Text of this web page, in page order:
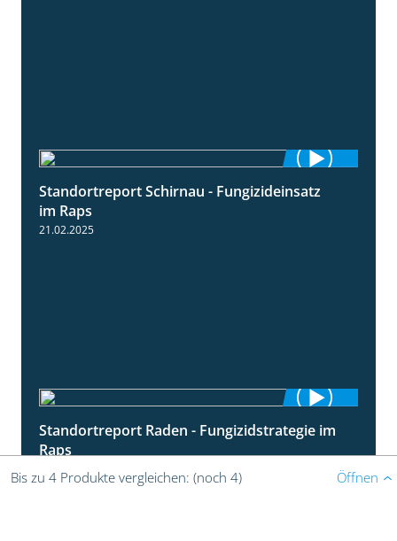
4:48
Standortreport Schirnau - Fungizideinsatz
im Raps
21.02.2025
5:08
Standortreport Raden - Fungizidstrategie im
Raps
21.02.2025 Öffnen
Bis zu 4 Produkte vergleichen: (noch 4)